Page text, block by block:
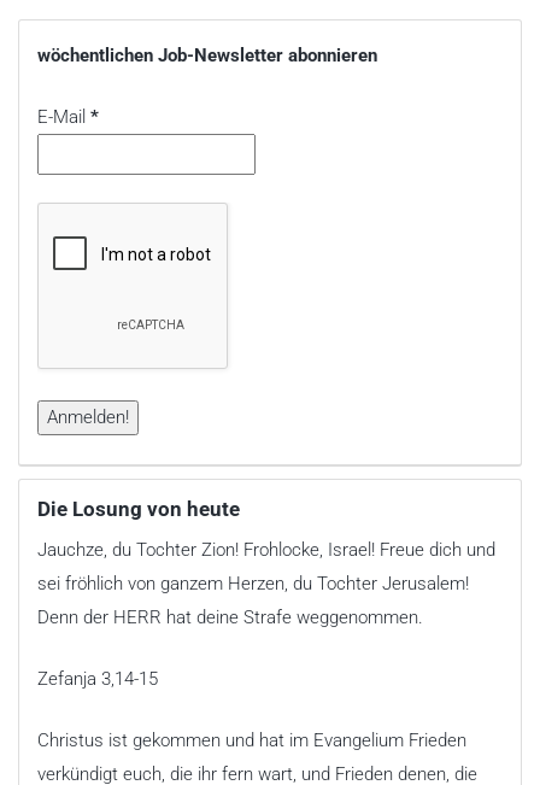
wöchentlichen Job-Newsletter abonnieren
E-Mail *
Die Losung von heute
Jauchze, du Tochter Zion! Frohlocke, Israel! Freue dich und
sei fröhlich von ganzem Herzen, du Tochter Jerusalem!
Denn der HERR hat deine Strafe weggenommen.
Zefanja 3,14-15
Christus ist gekommen und hat im Evangelium Frieden
verkündigt euch, die ihr fern wart, und Frieden denen, die